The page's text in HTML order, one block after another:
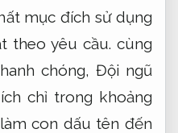
mục đích sử dụng
theo yêu cầu. cùng
chóng, Đội ngũ
chỉ trong khoảng
con dấu tên đến